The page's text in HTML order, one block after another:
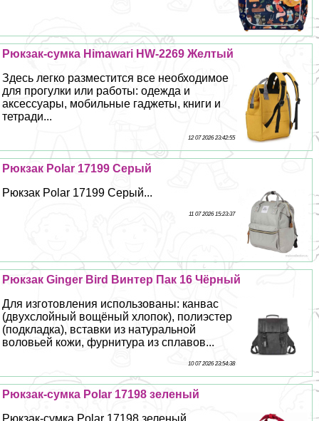
Рюкзак-сумка Himawari HW-2269 Желтый
Здесь легко разместится все необходимое
для прогулки или работы: одежда и
аксессуары, мобильные гаджеты, книги и
тетради...
12 07 2026 23:42:55
Рюкзак Polar 17199 Серый
Рюкзак Polar 17199 Серый...
11 07 2026 15:23:37
Рюкзак Ginger Bird Винтер Пак 16 Чёрный
Для изготовления использованы: канвас
(двухслойный вощёный хлопок), полиэстер
(подкладка), вставки из натуральной
воловьей кожи, фурнитура из сплавов...
10 07 2026 23:54:38
Рюкзак-сумка Polar 17198 зеленый
Рюкзак-сумка Polar 17198 зеленый...